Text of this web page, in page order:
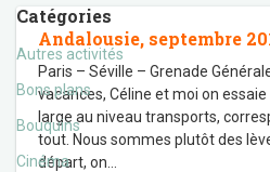
Catégories
Autres activités
Bons plans
Bouquins
Cinéma
Andalousie, septembre
Paris – Séville – Grenade
vacances, Céline et moi on
large au niveau transports,
tout. Nous sommes plutôt des
départ, on